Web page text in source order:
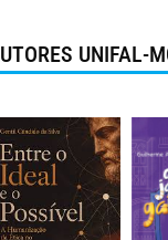
UNIFAL-